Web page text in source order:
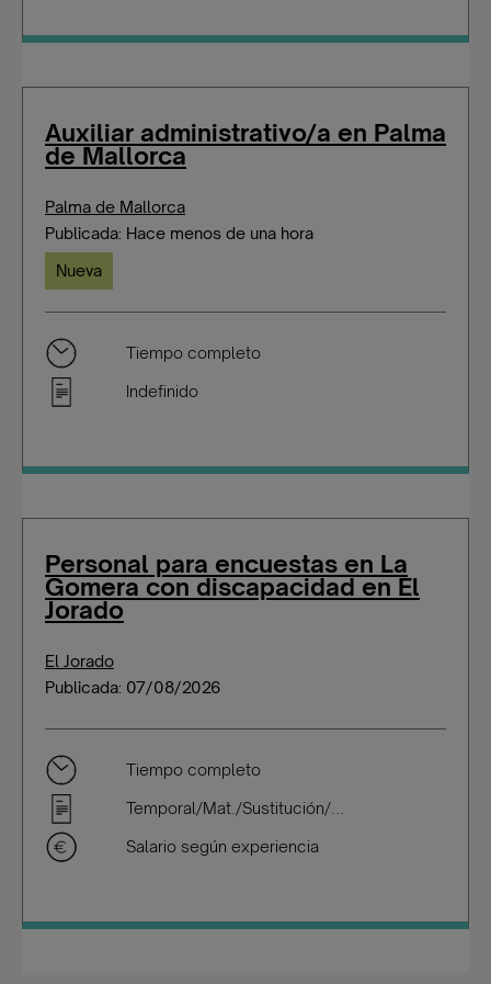
Auxiliar administrativo/a en Palma
de Mallorca
Palma de Mallorca
Publicada: Hace menos de una hora
Nueva
Tiempo completo
Indefinido
Personal para encuestas en La
Gomera con discapacidad en El
Jorado
El Jorado
Publicada: 07/08/2026
Tiempo completo
Temporal/Mat./Sustitución/...
Salario según experiencia